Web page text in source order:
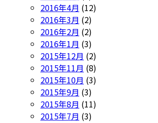
2016年4月 (12)
2016年3月 (2)
2016年2月 (2)
2016年1月 (3)
2015年12月 (2)
2015年11月 (8)
2015年10月 (3)
2015年9月 (3)
2015年8月 (11)
2015年7月 (3)